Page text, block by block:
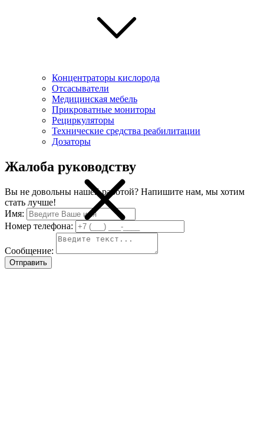
Концентраторы кислорода
Отсасыватели
Медицинская мебель
Прикроватные мониторы
Рециркуляторы
Технические средства реабилитации
Дозаторы
Жалоба руководству
Вы не довольны нашей работой? Напишите нам, мы хотим
стать лучше!
Имя:
Номер телефона:
Сообщение:
Отправить